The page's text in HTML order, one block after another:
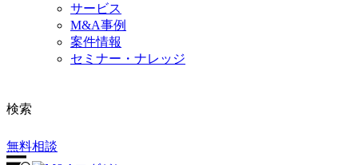
サービス
M&A事例
案件情報
セミナー・ナレッジ
検索
無料相談